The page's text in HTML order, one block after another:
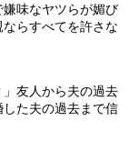
味なヤツらが媚び
らすべてを許さな
」友人から夫の過去
た夫の過去まで信